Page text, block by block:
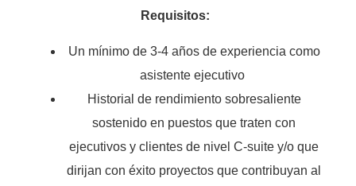
Requisitos:
Un mínimo de 3-4 años de experiencia como
asistente ejecutivo
Historial de rendimiento sobresaliente
sostenido en puestos que traten con
ejecutivos y clientes de nivel C-suite y/o que
dirijan con éxito proyectos que contribuyan al